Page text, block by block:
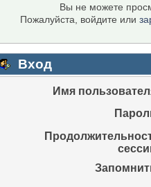
Вы не можете
Пожалуйста, войдите или
Вход
Имя